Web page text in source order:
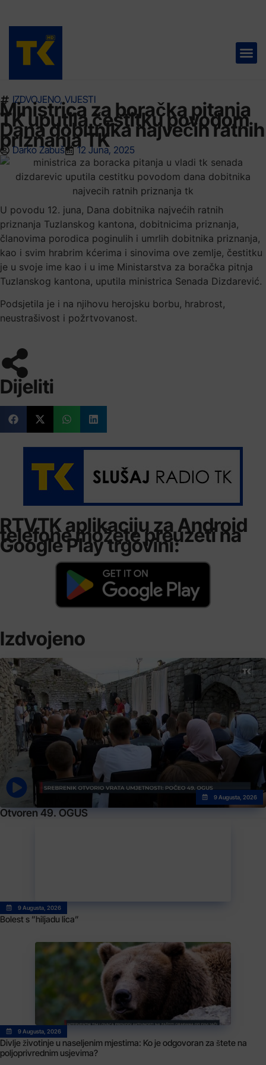
IZDVOJENO,VIJESTI
Ministrica za boračka pitanja
TK uputila čestitku povodom
Dana dobitnika najvećih ratnih
priznanja TK
Darko Zabuš 12 Juna, 2025
U povodu 12. juna, Dana dobitnika najvećih ratnih
priznanja Tuzlanskog kantona, dobitnicima priznanja,
članovima porodica poginulih i umrlih dobitnika priznanja,
kao i svim hrabrim kćerima i sinovima ove zemlje, čestitku
je u svoje ime kao i u ime Ministarstva za boračka pitnja
Tuzlanskog kantona, uputila ministrica Senada Dizdarević.
Podsjetila je i na njihovu herojsku borbu, hrabrost,
neustrašivost i požrtvovanost.
Dijeliti
RTVTK aplikaciju za Android
telefone možete preuzeti na
Google Play trgovini:
Izdvojeno
9 Augusta, 2026
Otvoren 49. OGUS
9 Augusta, 2026
Bolest s ”hiljadu lica”
9 Augusta, 2026
Divlje životinje u naseljenim mjestima: Ko je odgovoran za štete na
poljoprivrednim usjevima?